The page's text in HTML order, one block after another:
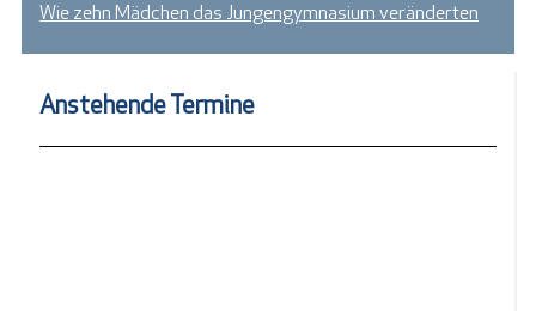
Wie zehn Mädchen das Jungengymnasium veränderten
Anstehende Termine